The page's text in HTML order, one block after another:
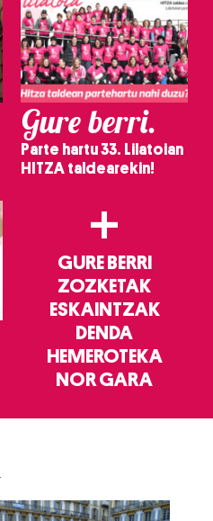
Gure berri.
Parte hartu 33. Lilatoian
HITZA taldearekin!
+
GURE BERRI
ZOZKETAK
ESKAINTZAK
DENDA
HEMEROTEKA
NOR GARA